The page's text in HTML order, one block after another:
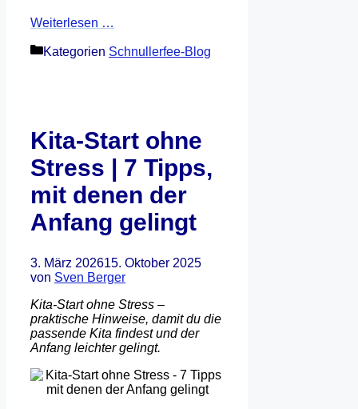
Weiterlesen …
Kategorien Schnullerfee-Blog
Kita-Start ohne
Stress | 7 Tipps,
mit denen der
Anfang gelingt
3. März 202615. Oktober 2025
von Sven Berger
Kita-Start ohne Stress –
praktische Hinweise, damit du die
passende Kita findest und der
Anfang leichter gelingt.